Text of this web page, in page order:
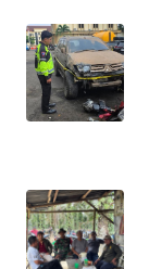
WN
SUMSEL
WN
LAMPUNG